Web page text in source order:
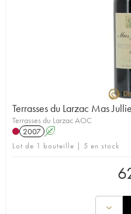
Terrasses du Larzac Mas
Terrasses du Larzac AOC
2007 A
Lot de 1 bouteille | 5 en stock